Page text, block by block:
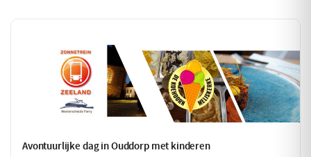
Avontuurlijke dag in Ouddorp met kinderen